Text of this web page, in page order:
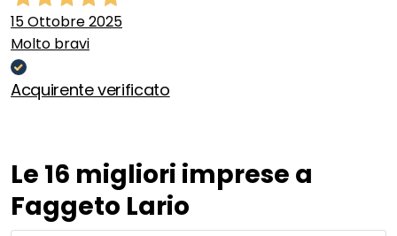
15 Ottobre 2025
Molto bravi
Acquirente verificato
Le 16 migliori imprese a
Faggeto Lario